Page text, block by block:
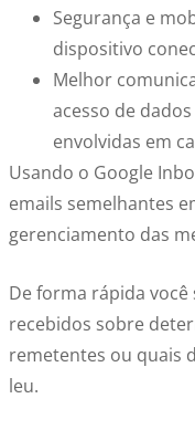
Segurança e
dispositivo
Melhor
acesso de
envolvidas em
Usando o Google
emails semelhantes
gerenciamento das
De forma rápida
recebidos sobre
remetentes ou quais
leu.